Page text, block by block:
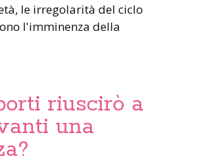
l'imminenza della
riuscirò a
una